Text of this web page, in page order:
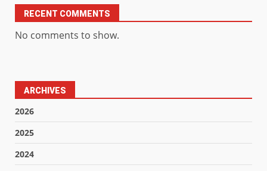
RECENT COMMENTS
No comments to show.
ARCHIVES
2026
2025
2024